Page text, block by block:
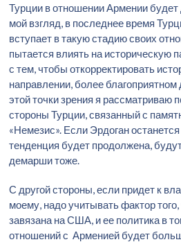
Турции в отношении Армении
мой взгляд, в последнее время
вступает в такую стадию своих
пытается влиять на историческую
с тем, чтобы откорректировать
направлении, более
этой точки зрения я рассматриваю
стороны Турции, связанный с
«Немезис». Если Эрдоган останется
тенденция будет продолжена,
демарши тоже.
С другой стороны, если придет к
моему, надо учитывать фактор
завязана на США, и ее политика в
отношений с Арменией будет